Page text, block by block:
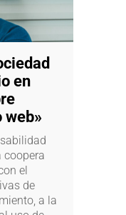
en
web»
coopera
el
de
a la